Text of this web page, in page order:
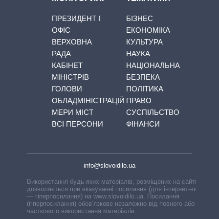
ПРЕЗИДЕНТ І
ОФІС
ВЕРХОВНА
РАДА
КАБІНЕТ
МІНІСТРІВ
ГОЛОВИ
ОБЛАДМІНІСТРАЦІЙ
МЕРИ МІСТ
ВСІ ПЕРСОНИ
БІЗНЕС
ЕКОНОМІКА
КУЛЬТУРА
НАУКА
НАЦІОНАЛЬНА
БЕЗПЕКА
ПОЛІТИКА
ПРАВО
СУСПІЛЬСТВО
ФІНАНСИ
info@slovoidilo.ua
Використання будь-яких матеріалів, розміщених на сайті,
дозволяється при вказуванні посилання (для інтернет-видань
— гіперпосилання) на www.slovoidilo.ua. Посилання
(гіперпосилання) обов’язкове незалежно від повного або
часткового використання матеріалів.